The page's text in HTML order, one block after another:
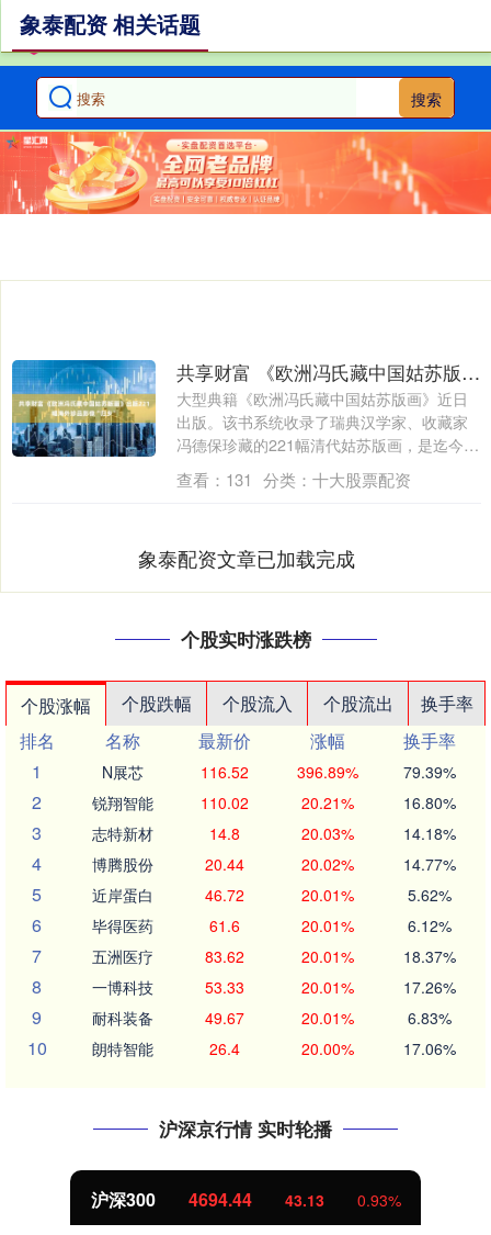
搜索
象泰配资 相关话题
共享财富 《欧洲冯氏藏中国姑苏版画》出版221幅海外珍品影像“归乡”
大型典籍《欧洲冯氏藏中国姑苏版画》近日
出版。该书系统收录了瑞典汉学家、收藏家
冯德保珍藏的221幅清代姑苏版画，是迄今出
版....
查看： 131 分类： 十大股票配资
象泰配资文章已加载完成
个股实时涨跌榜
个股涨幅 个股跌幅 个股流入 个股流出
换手率
排名
名称 最新价 涨幅
换手率
1
N展芯 116.52 396.89% 79.39%
2 锐翔智能 110.02 20.21% 16.80%
3 志特新材 14.8 20.03% 14.18%
4 博腾股份 20.44 20.02% 14.77%
5 近岸蛋白 46.72 20.01% 5.62%
6 毕得医药 61.6 20.01% 6.12%
7 五洲医疗 83.62 20.01% 18.37%
8 一博科技 53.33 20.01% 17.26%
9 耐科装备 49.67 20.01% 6.83%
10 朗特智能 26.4 20.00% 17.06%
沪深京行情 实时轮播
北证50 1134.24